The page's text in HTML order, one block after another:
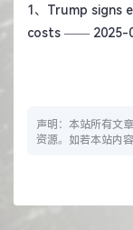
1、 Trump signs
costs —— 2025-
声明：本站所有文
资源。如若本站内